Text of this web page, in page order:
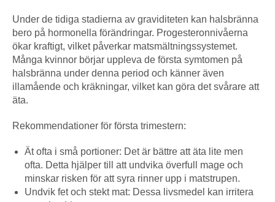
Under de tidiga stadierna av graviditeten kan halsbränna
bero på hormonella förändringar. Progesteronnivåerna
ökar kraftigt, vilket påverkar matsmältningssystemet.
Många kvinnor börjar uppleva de första symtomen på
halsbränna under denna period och känner även
illamående och kräkningar, vilket kan göra det svårare att
äta.
Rekommendationer för första trimestern:
Ät ofta i små portioner: Det är bättre att äta lite men
ofta. Detta hjälper till att undvika överfull mage och
minskar risken för att syra rinner upp i matstrupen.
Undvik fet och stekt mat: Dessa livsmedel kan irritera